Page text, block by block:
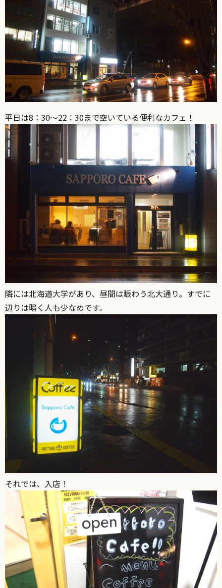
平日は8：30～22：30まで空いている便利なカフェ！
隣には北海道大学があり、昼間は賑わう北大通り。すでに
辺りは暗く人も少なめです。
それでは、入店！